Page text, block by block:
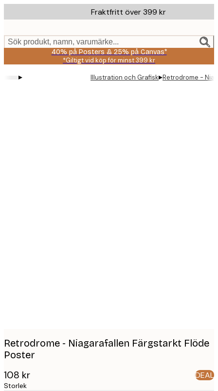
to
content.
Fraktfritt över 399 kr
Sök produkt, namn, varumärke...
40% på Posters & 25% på Canvas*
*Giltigt vid köp för minst 399 kr
▸ Illustration och Grafisk▸Retrodrome -
Retrodrome - Niagarafallen Färgstarkt Flöde
Poster
108 kr DEAL
Storlek